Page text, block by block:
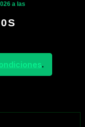
a las
.